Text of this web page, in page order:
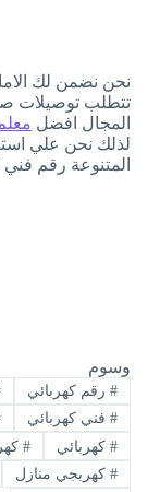
نحن نضمن لك
تتطلب توصيلات
المجال افضل
لذلك نحن علي
المتنوعة رقم فني
وسوم
#رقم كهربائي
#فني كهربائي
#كهربائي #
#كهربجي منازل